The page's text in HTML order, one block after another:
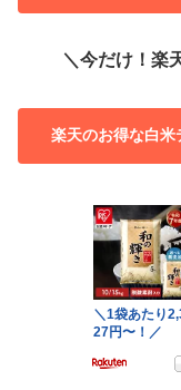
＼今だけ！楽
楽天のお得な白